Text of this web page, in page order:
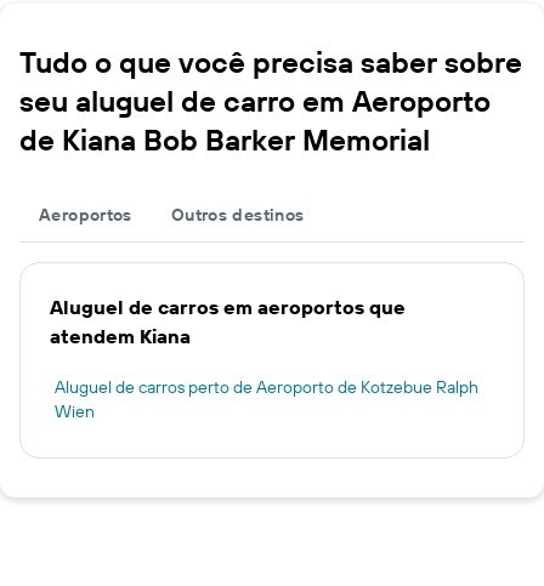
Tudo o que você precisa saber sobre
seu aluguel de carro em Aeroporto
de Kiana Bob Barker Memorial
Aeroportos Outros destinos
Aluguel de carros em aeroportos que
atendem Kiana
Aluguel de carros perto de Aeroporto de Kotzebue Ralph
Wien